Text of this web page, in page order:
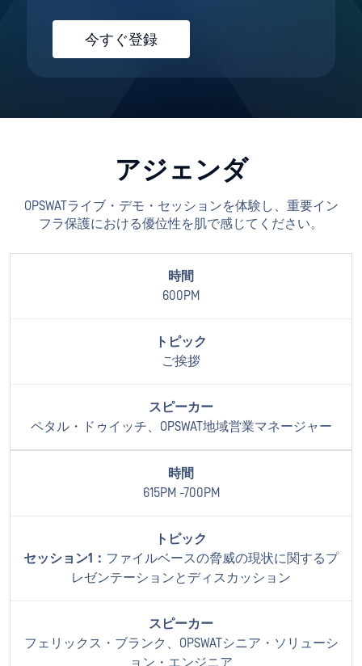
今すぐ登録
アジェンダ
OPSWATライブ・デモ・セッションを体験し、重要イン
フラ保護における優位性を肌で感じてください。
600PM
ご挨拶
ペタル・ドゥイッチ、OPSWAT地域営業マネージャー
615PM -700PM
セッション1： ファイルベースの脅威の現状に関するプ
レゼンテーションとディスカッション
フェリックス・ブランク、OPSWATシニア・ソリューシ
ョン・エンジニア